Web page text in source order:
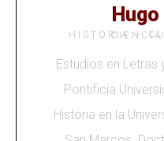
HISTORIA –
Estudios en Letras
Pontificia
Historia en la